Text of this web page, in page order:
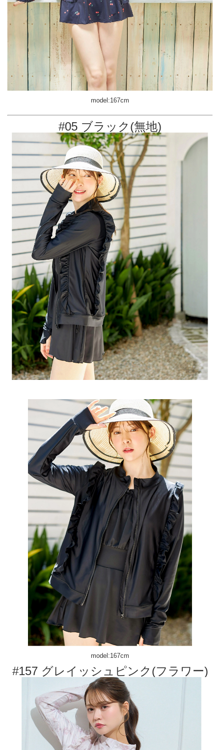
model:167cm
#05 ブラック(無地)
model:167cm
#157 グレイッシュピンク(フラワー)